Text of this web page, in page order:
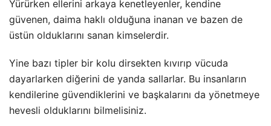
Yürürken ellerini arkaya kenetleyenler, kendine
güvenen, daima haklı olduğuna inanan ve bazen de
üstün olduklarını sanan kimselerdir.
Yine bazı tipler bir kolu dirsekten kıvırıp vücuda
dayarlarken diğerini de yanda sallarlar. Bu insanların
kendilerine güvendiklerini ve başkalarını da yönetmeye
hevesli olduklarını bilmelisiniz.